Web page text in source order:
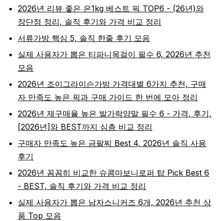
2026년 리뷰 좋은 은1kg 베스트 픽 TOP6 - (26년)와
장단점 정리, 솔직 후기와 가격 비교 정리
서류가방 핵심 5, 솔직 한줄 후기 모음
실제 사용자가 뽑은 티파니목걸이 필수 6, 2026년 추천
모음
2026년 조이그라이슨가방 가격대별 6가지 추천, 구매
자 만족도 높은 픽과 구매 가이드 한 번에 모아 정리
2026년 재구매율 높은 발가락양말 필수 6 - 가격, 후기,
[2026년]와 BEST까지 심층 비교 정리
구매자 만족도 높은 금팔찌 Best 4, 2026년 솔직 사용
후기
2026년 꼼꼼히 비교한 슈콤마보니로퍼 탑 Pick Best 6
- BEST, 솔직 후기와 가격 비교 정리
실제 사용자가 뽑은 남자스니커즈 6개, 2026년 추천 상
품 Top 모음